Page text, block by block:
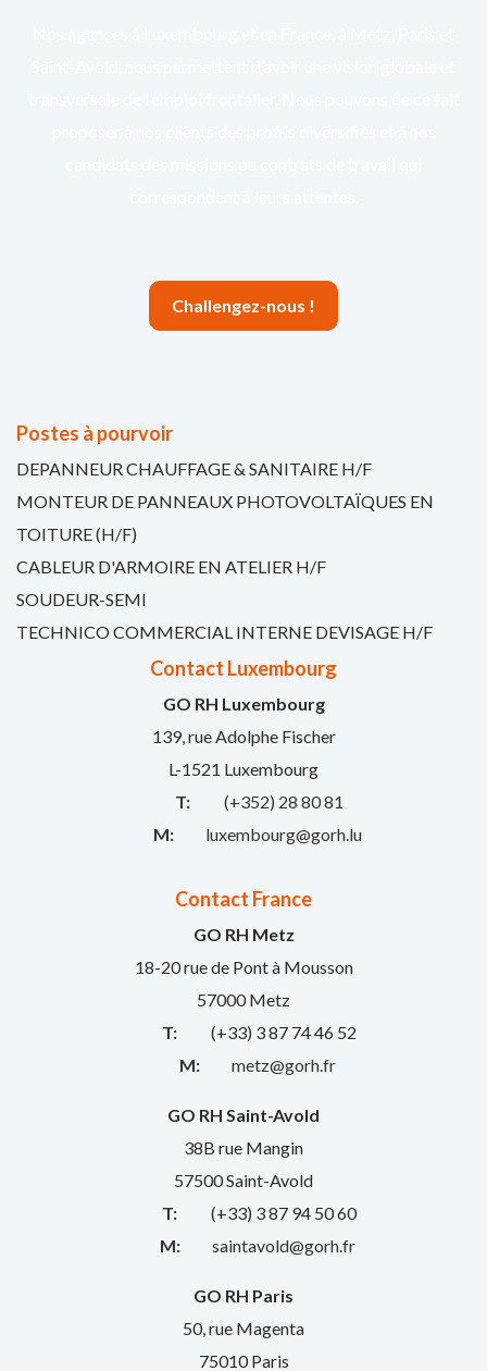
Challengez-nous !
Postes à pourvoir
DEPANNEUR CHAUFFAGE & SANITAIRE H/F
MONTEUR DE PANNEAUX PHOTOVOLTAÏQUES EN
TOITURE (H/F)
CABLEUR D'ARMOIRE EN ATELIER H/F
SOUDEUR-SEMI
TECHNICO COMMERCIAL INTERNE DEVISAGE H/F
Contact Luxembourg
GO RH Luxembourg
139, rue Adolphe Fischer
L-1521 Luxembourg
T:
(+352) 28 80 81
M:
luxembourg@gorh.lu
Contact France
GO RH Metz
18-20 rue de Pont à Mousson
57000 Metz
T:
(+33) 3 87 74 46 52
M:
metz@gorh.fr
GO RH Saint-Avold
38B rue Mangin
57500 Saint-Avold
T:
(+33) 3 87 94 50 60
M:
saintavold@gorh.fr
GO RH Paris
50, rue Magenta
75010 Paris